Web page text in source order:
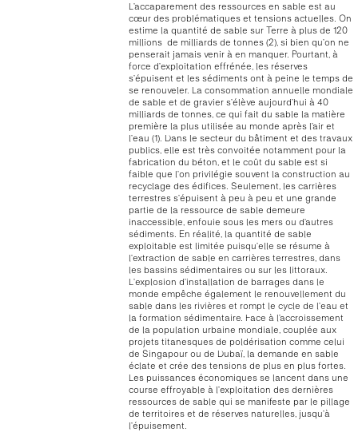
L’accaparement des ressources en sable est au
cœur des problématiques et tensions actuelles. On
estime la quantité de sable sur Terre à plus de 120
millions de milliards de tonnes (2), si bien qu’on ne
penserait jamais venir à en manquer. Pourtant, à
force d’exploitation effrénée, les réserves
s’épuisent et les sédiments ont à peine le temps de
se renouveler. La consommation annuelle mondiale
de sable et de gravier s’élève aujourd’hui à 40
milliards de tonnes, ce qui fait du sable la matière
première la plus utilisée au monde après l’air et
l’eau (1). Dans le secteur du bâtiment et des travaux
publics, elle est très convoitée notamment pour la
fabrication du béton, et le coût du sable est si
faible que l’on privilégie souvent la construction au
recyclage des édifices. Seulement, les carrières
terrestres s’épuisent à peu à peu et une grande
partie de la ressource de sable demeure
inaccessible, enfouie sous les mers ou d’autres
sédiments. En réalité, la quantité de sable
exploitable est limitée puisqu’elle se résume à
l’extraction de sable en carrières terrestres, dans
les bassins sédimentaires ou sur les littoraux.
L’explosion d’installation de barrages dans le
monde empêche également le renouvellement du
sable dans les rivières et rompt le cycle de l’eau et
la formation sédimentaire. Face à l’accroissement
de la population urbaine mondiale, couplée aux
projets titanesques de poldérisation comme celui
de Singapour ou de Dubaï, la demande en sable
éclate et crée des tensions de plus en plus fortes.
Les puissances économiques se lancent dans une
course effroyable à l’exploitation des dernières
ressources de sable qui se manifeste par le pillage
de territoires et de réserves naturelles, jusqu’à
l’épuisement.